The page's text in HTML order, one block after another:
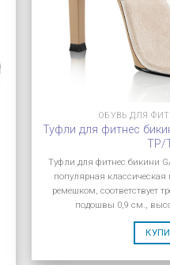
ОБУВЬ ДЛЯ
Туфли для фитнес
TP/
Туфли для фитнес бикини
популярная классическая
ремешком, соответствует
подошвы 0,9 см.,